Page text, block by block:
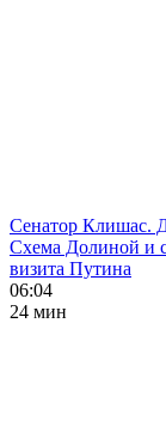
Сенатор Клишас.
Схема Долиной и
визита Путина
06:04
24 мин